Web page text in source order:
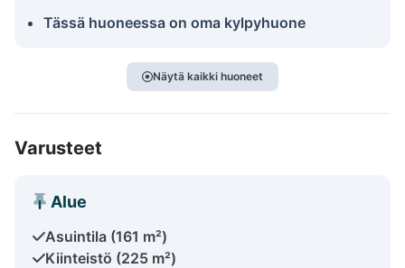
Tässä huoneessa on oma kylpyhuone
Näytä kaikki huoneet
Varusteet
Alue
Asuintila (161 m²)
Kiinteistö (225 m²)